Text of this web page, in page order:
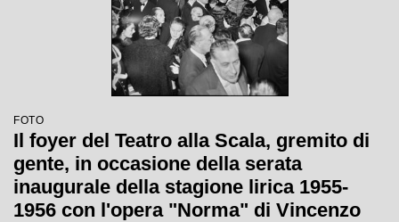
FOTO
Il foyer del Teatro alla Scala, gremito di
gente, in occasione della serata
inaugurale della stagione lirica 1955-
1956 con l'opera "Norma" di Vincenzo